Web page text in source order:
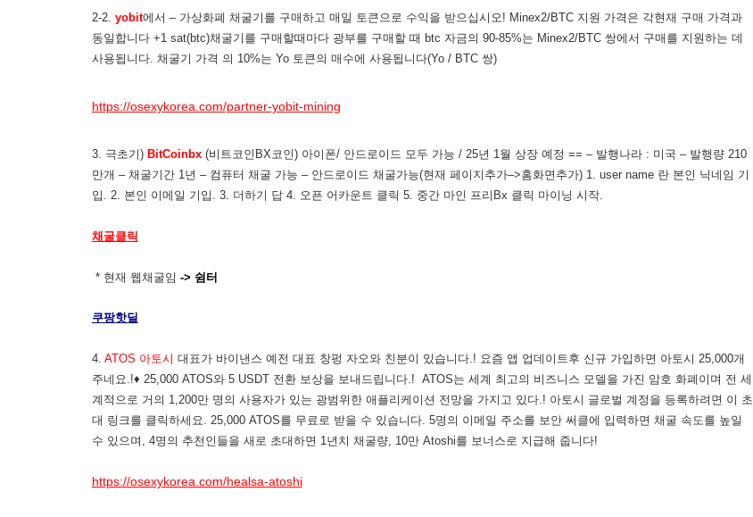
2-2. yobit에서 – 가상화폐 채굴기를 구매하고 매일 토큰으로 수익을 받으십시오! Minex2/BTC 지원 가격은 각현재 구매 가격과
동일합니다 +1 sat(btc)채굴기를 구매할때마다 광부를 구매할 때 btc 자금의 90-85%는 Minex2/BTC 쌍에서 구매를 지원하는 데
사용됩니다. 채굴기 가격 의 10%는 Yo 토큰의 매수에 사용됩니다(Yo / BTC 쌍)
https://osexykorea.com/partner-yobit-mining
3. 극초기) BitCoinbx(비트코인BX코인) 아이폰/ 안드로이드 모두 가능 / 25년 1월 상장 예정 == – 발행나라 : 미국 – 발행량 210
만개 – 채굴기간 1년 – 컴퓨터 채굴 가능 – 안드로이드 채굴가능(현재 페이지추가–>홈화면추가) 1. user name 란 본인 닉네임 기
입. 2. 본인 이메일 기입. 3. 더하기 답 4. 오픈 어카운트 클릭 5. 중간 마인 프리Bx 클릭 마이닝 시작.
채굴클릭
* 현재 웹채굴임 -> 쉼터
쿠팡핫딜
4. ATOS 아토시 대표가 바이낸스 예전 대표 창펑 자오와 친분이 있습니다.! 요즘 앱 업데이트후 신규 가입하면 아토시 25,000개
주네요.!♦ 25,000 ATOS와 5 USDT 전환 보상을 보내드립니다.! ATOS는 세계 최고의 비즈니스 모델을 가진 암호 화폐이며 전 세
계적으로 거의 1,200만 명의 사용자가 있는 광범위한 애플리케이션 전망을 가지고 있다.! 아토시 글로벌 계정을 등록하려면 이 초
대 링크를 클릭하세요. 25,000 ATOS를 무료로 받을 수 있습니다. 5명의 이메일 주소를 보안 써클에 입력하면 채굴 속도를 높일
수 있으며, 4명의 추천인들을 새로 초대하면 1년치 채굴량, 10만 Atoshi를 보너스로 지급해 줍니다!
https://osexykorea.com/healsa-atoshi